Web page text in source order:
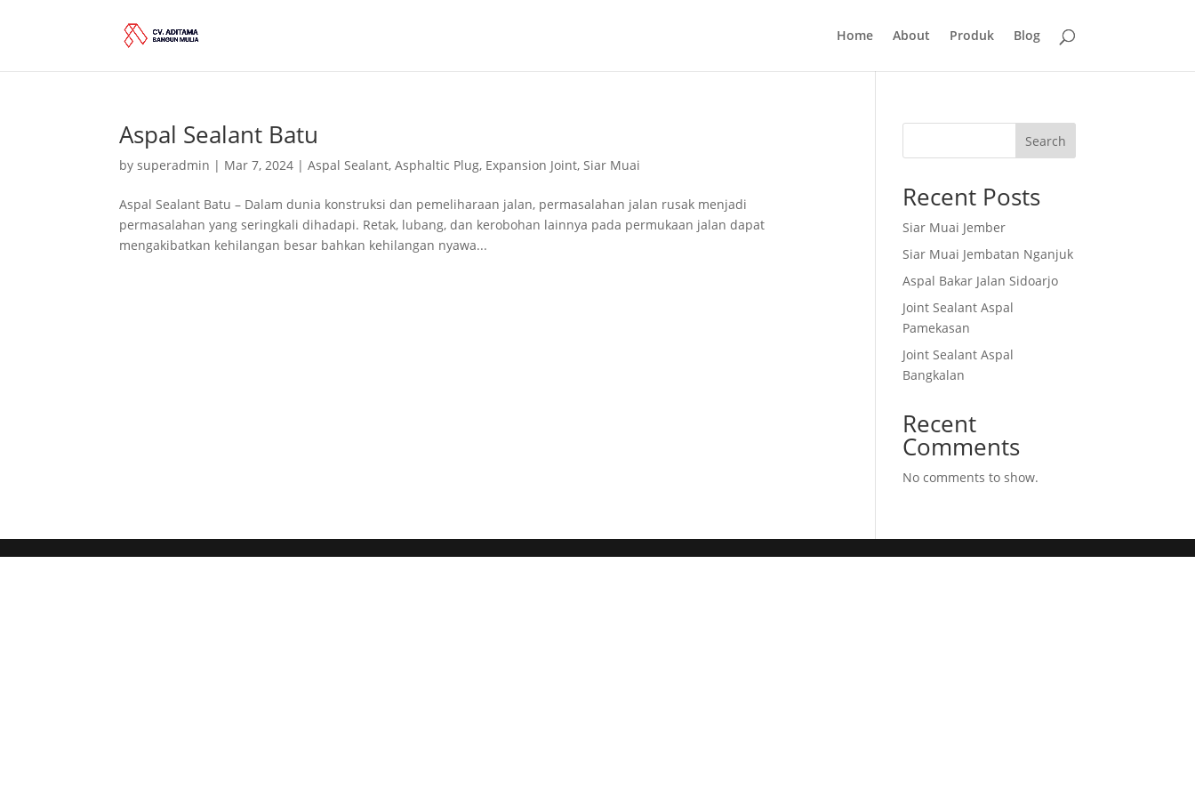
Home About Produk Blog
Aspal Sealant Batu
bysuperadmin | Mar 7, 2024 |Aspal Sealant,Asphaltic Plug, Expansion Joint,Siar Muai
Aspal Sealant Batu – Dalam dunia konstruksi dan pemeliharaan jalan, permasalahan jalan rusak menjadi
permasalahan yang seringkali dihadapi. Retak, lubang, dan kerobohan lainnya pada permukaan jalan dapat
mengakibatkan kehilangan besar bahkan kehilangan nyawa...
Search
Recent Posts
Siar Muai Jember
Siar Muai Jembatan Nganjuk
Aspal Bakar Jalan Sidoarjo
Joint Sealant Aspal
Pamekasan
Joint Sealant Aspal
Bangkalan
Recent
Comments
No comments to show.